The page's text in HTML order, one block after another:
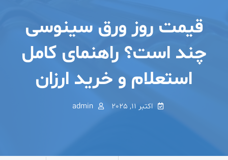
قیمت روز ورق سینوسی
چند است؟ راهنمای کامل
استعلام و خرید ارزان
اکتبر 11, 2025 admin